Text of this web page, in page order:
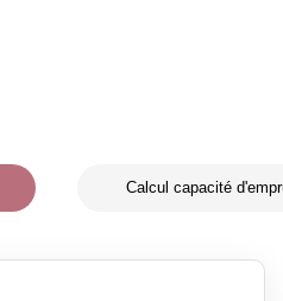
Calcul capacité